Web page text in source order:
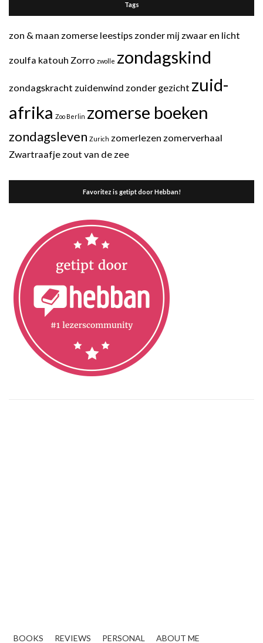
Tags
zon & maan zomerse leestips zonder mij zwaar en licht
zoulfa katouh Zorro zwolle zondagskind
zondagskracht zuidenwind zonder gezicht zuid-
afrika Zoo Berlin zomerse boeken
zondagsleven Zurich zomerlezen zomerverhaal
Zwartraafje zout van de zee
Favoritez is getipt door Hebban!
BOOKS REVIEWS PERSONAL ABOUT ME